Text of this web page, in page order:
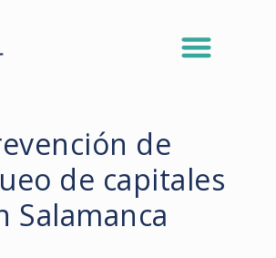
de
de capitales
Salamanca